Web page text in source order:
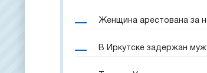
Женщина арестована за
В Иркутске задержан